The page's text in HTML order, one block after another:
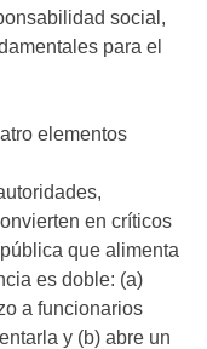
social,
para el
elementos
en críticos
que alimenta
es doble: (a)
a funcionarios
y (b) abre un